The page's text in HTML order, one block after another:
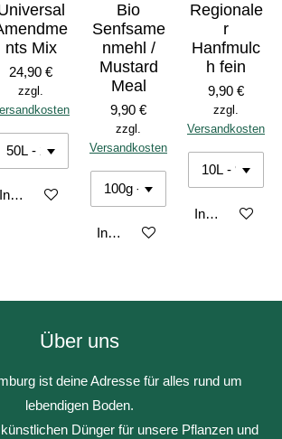
nts Mix
24,90 €
zzgl.
In den Warenkorb
Bio
Senfsame
nmehl /
Mustard
Meal
9,90 €
zzgl.
Versandkosten
In den Warenkorb
Regionale
r
Hanfmulc
h fein
9,90 €
zzgl.
Versandkosten
In den
Über uns
ist deine Adresse für alles rund um
lebendigen Boden.
Dünger für unsere Pflanzen und